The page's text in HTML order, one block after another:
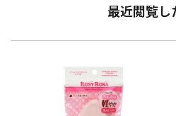
最近閲覧し